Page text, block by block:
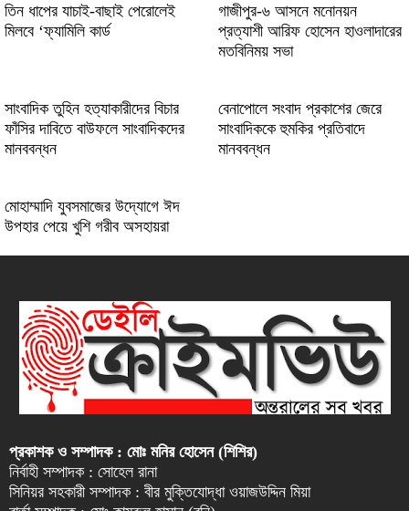
তিন ধাপের যাচাই-বাছাই পেরোলেই
মিলবে ‘ফ্যামিলি কার্ড
গাজীপুর-৬ আসনে মনোনয়ন
প্রত্যাশী আরিফ হোসেন হাওলাদারের
মতবিনিময় সভা
সাংবাদিক তুহিন হত্যাকারীদের বিচার
ফাঁসির দাবিতে বাউফলে সাংবাদিকদের
মানববন্ধন
বেনাপোলে সংবাদ প্রকাশের জেরে
সাংবাদিককে হুমকির প্রতিবাদে
মানববন্ধন
মোহাম্মাদি যুবসমাজের উদ্যোগে ঈদ
উপহার পেয়ে খুশি গরীব অসহায়রা
প্রকাশক ও সম্পাদক : মোঃ মনির হোসেন (শিশির)
নির্বাহী সম্পাদক : সোহেল রানা
সিনিয়র সহকারী সম্পাদক : বীর মুক্তিযোদ্ধা ওয়াজউদ্দিন মিয়া